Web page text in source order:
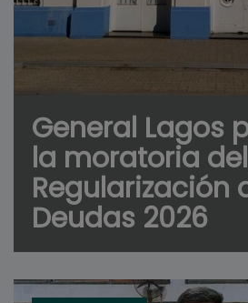
General Lagos
la moratoria
Regularización
Deudas 2026